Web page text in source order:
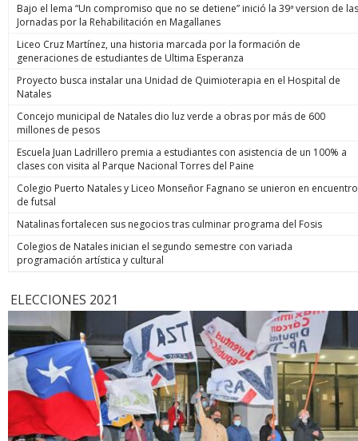
Bajo el lema “Un compromiso que no se detiene” inició la 39ª version de las
Jornadas por la Rehabilitación en Magallanes
Liceo Cruz Martínez, una historia marcada por la formación de
generaciones de estudiantes de Ultima Esperanza
Proyecto busca instalar una Unidad de Quimioterapia en el Hospital de
Natales
Concejo municipal de Natales dio luz verde a obras por más de 600
millones de pesos
Escuela Juan Ladrillero premia a estudiantes con asistencia de un 100% a
clases con visita al Parque Nacional Torres del Paine
Colegio Puerto Natales y Liceo Monseñor Fagnano se unieron en encuentro
de futsal
Natalinas fortalecen sus negocios tras culminar programa del Fosis
Colegios de Natales inician el segundo semestre con variada
programación artística y cultural
ELECCIONES 2021